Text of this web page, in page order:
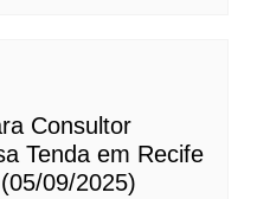
Consultor
Tenda em Recife
09/2025)